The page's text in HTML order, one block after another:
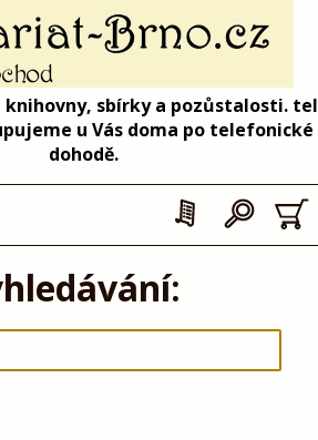
knihovny, sbírky a pozůstalosti. tel
u Vás doma po telefonické
dohodě.